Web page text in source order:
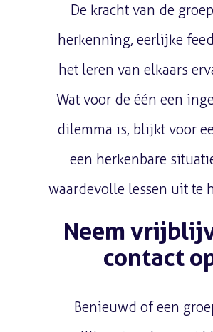
De kracht van de
herkenning, eerlijke
het leren van elkaars
Wat voor de één een
dilemma is, blijkt voor
een herkenbare
waardevolle lessen uit te
Neem
contact
Benieuwd of een